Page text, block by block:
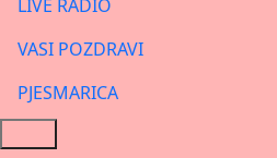
LIVE RADIO
VASI POZDRAVI
PJESMARICA